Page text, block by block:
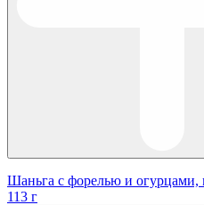
Шаньга с форелью и
113 г